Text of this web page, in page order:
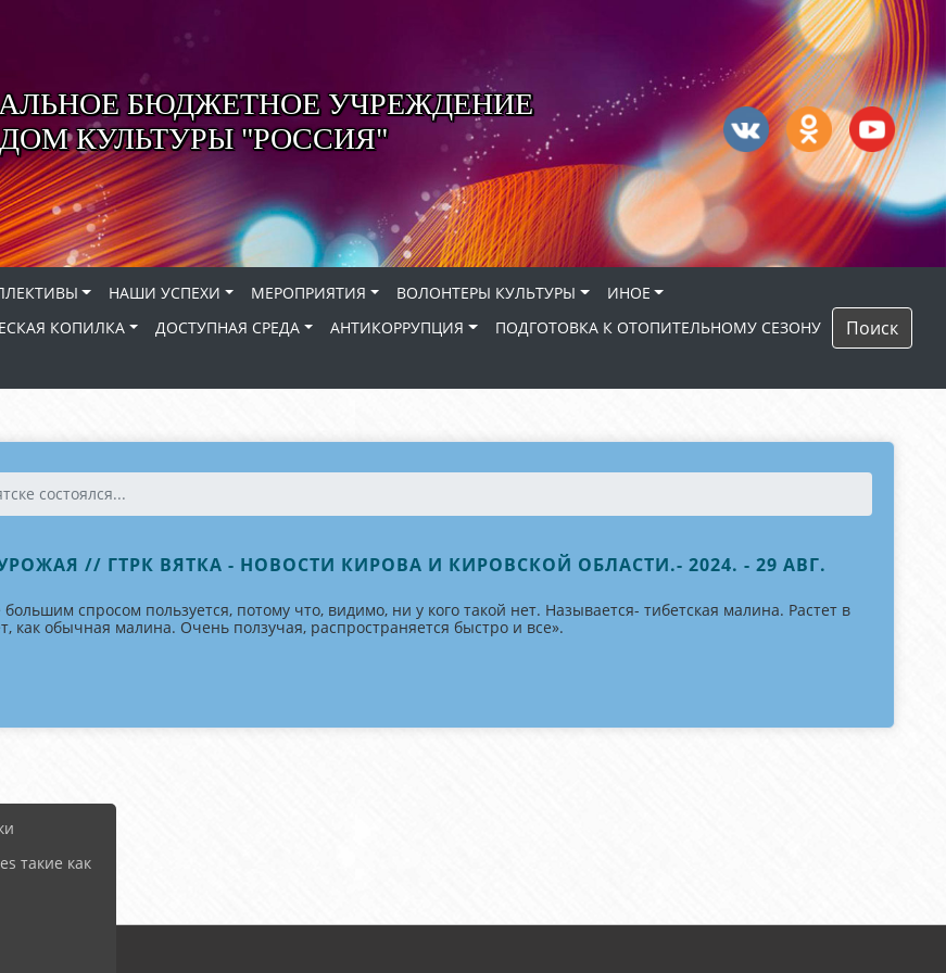
БЮДЖЕТНОЕ УЧРЕЖДЕНИЕ
КУЛЬТУРЫ "РОССИЯ"
НАШИ УСПЕХИ МЕРОПРИЯТИЯ ВОЛОНТЕРЫ КУЛЬТУРЫ
ИНОЕ
КОПИЛКА ДОСТУПНАЯ СРЕДА АНТИКОРРУПЦИЯ
ПОДГОТОВКА К ОТОПИТЕЛЬНОМУ СЕЗОНУ
Поиск
состоялся...
// ГТРК ВЯТКА - НОВОСТИ КИРОВА И КИРОВСКОЙ ОБЛАСТИ.- 2024. - 29 АВГ.
спросом пользуется, потому что, видимо, ни у кого такой нет. Называется- тибетская малина. Растет в
как обычная малина. Очень ползучая, распространяется быстро и все».
такие как